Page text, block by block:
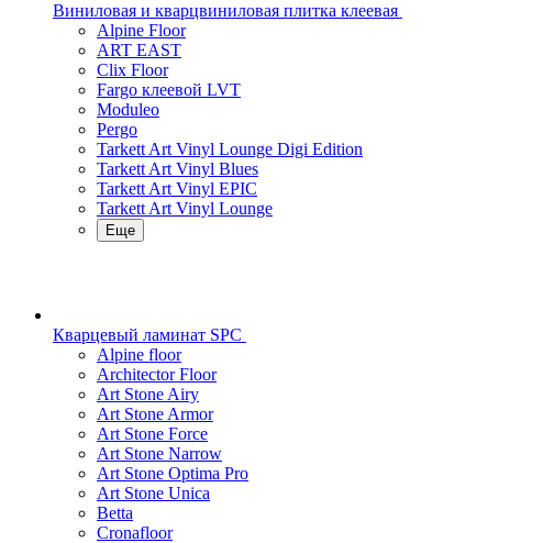
Виниловая и кварцвиниловая плитка клеевая
Alpine Floor
ART EAST
Clix Floor
Fargo клеевой LVT
Moduleo
Pergo
Tarkett Art Vinyl Lounge Digi Edition
Tarkett Art Vinyl Blues
Tarkett Art Vinyl EPIC
Tarkett Art Vinyl Lounge
Еще
Кварцевый ламинат SPC
Alpine floor
Architector Floor
Art Stone Airy
Art Stone Armor
Art Stone Force
Art Stone Narrow
Art Stone Optima Pro
Art Stone Unica
Betta
Cronafloor